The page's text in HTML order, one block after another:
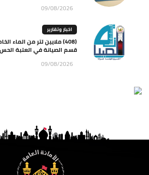
09/08/2026
اخبار وتقارير
قسم الصيانة في العتبة
09/08/2026